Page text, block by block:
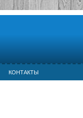
КОНТАКТЫ